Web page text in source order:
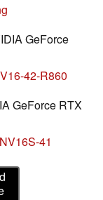
GeForce
42-R860
GeForce RTX
41